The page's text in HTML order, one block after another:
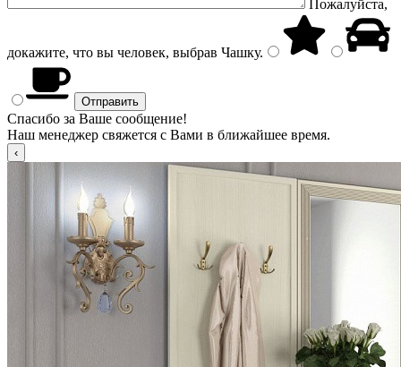
Пожалуйста,
докажите, что вы человек, выбрав Чашку.
Спасибо за Ваше сообщение!
Наш менеджер свяжется с Вами в ближайшее время.